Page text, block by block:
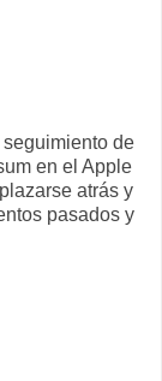
de
en el Apple
atrás y
pasados y